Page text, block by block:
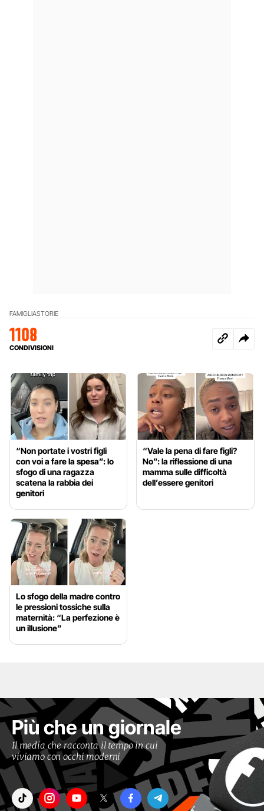
FAMIGLIASTORIE
1108
CONDIVISIONI
“Non portate i vostri figli
con voi a fare la spesa”: lo
sfogo di una ragazza
scatena la rabbia dei
genitori
“Vale la pena di fare figli?
No”: la riflessione di una
mamma sulle difficoltà
dell’essere genitori
Lo sfogo della madre contro
le pressioni tossiche sulla
maternità: “La perfezione è
un illusione”
Più che un giornale
Il media che racconta il tempo in cui
viviamo con occhi moderni